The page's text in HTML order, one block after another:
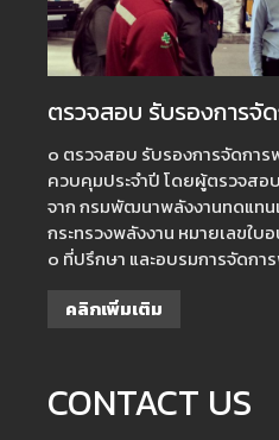
ตรวจสอบ รับรองการจั
๐ ตรวจสอบ รับรองการจัดการ
ควบคุมประจำปี โดยผู้ตรวจส
จาก กรมพัฒนาพลังงานทดแท
กระทรวงพลังงาน หมายเลขใบ
๐ ที่ปรึกษา และอบรมการจัดกา
คลิกเพิ่มเติม
CONTACT US